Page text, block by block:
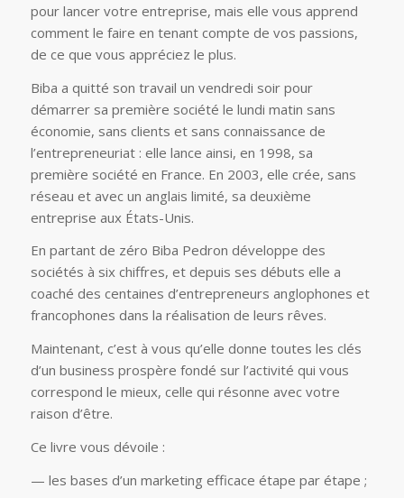
pour lancer votre entreprise, mais elle vous apprend
comment le faire en tenant compte de vos passions,
de ce que vous appréciez le plus.
Biba a quitté son travail un vendredi soir pour
démarrer sa première société le lundi matin sans
économie, sans clients et sans connaissance de
l’entrepreneuriat : elle lance ainsi, en 1998, sa
première société en France. En 2003, elle crée, sans
réseau et avec un anglais limité, sa deuxième
entreprise aux États-Unis.
En partant de zéro Biba Pedron développe des
sociétés à six chiffres, et depuis ses débuts elle a
coaché des centaines d’entrepreneurs anglophones et
francophones dans la réalisation de leurs rêves.
Maintenant, c’est à vous qu’elle donne toutes les clés
d’un business prospère fondé sur l’activité qui vous
correspond le mieux, celle qui résonne avec votre
raison d’être.
Ce livre vous dévoile :
— les bases d’un marketing efficace étape par étape ;